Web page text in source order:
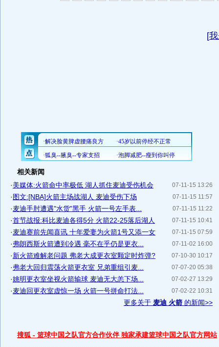
[
相关新闻
07-11-15 13:26
·美媒体:火箭命中率极低 湖人抓住麦迪受伤机会
07-11-15 11:57
·图文:[NBA]火箭主场战湖人 麦迪受伤下场
07-11-15 11:22
·麦迪手肘遭遇"水货"黑手 火箭一号左手表...
07-11-15 10:41
·首节战报:科比麦迪各得5分 火箭22-25落后湖人
07-11-15 07:59
·麦迪赛前先闻喜讯 十年爱妻为火箭1号又添一女
07-11-02 16:00
·弗朗西斯火箭遭到冷遇 毫不在乎仍是更衣...
07-10-30 10:17
·新火箭难解老问题 弗老大成更衣室颗定时炸弹?
07-07-20 05:38
·弗老大回归震荡火箭更衣室 兄弟重组引麦...
07-02-27 13:29
·姚明更衣室坐视火箭输球 麦迪无大恙下场...
07-02-22 10:31
·麦迪回更衣室虚惊一场 火箭一号拼命打法...
更多关于 麦迪 火箭 的新闻>>
搜狐 - 篮球中国之队官方合作伙伴 独家承建篮球中国之队官方网站